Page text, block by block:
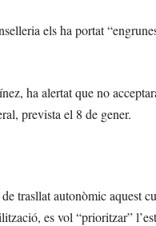
els ha portat
ha alertat que no
prevista el 8 de gener.
trasllat autonòmic aquest
es vol “prioritzar”